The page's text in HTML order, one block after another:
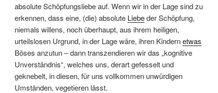
absolute Schöpfungsliebe auf. Wenn wir in der Lage sind zu
erkennen, dass eine, (die) absolute Liebeder Schöpfung,
niemals willens, noch überhaupt, aus ihrem heiligen,
urteilslosen Urgrund, in der Lage wäre, ihren Kindernetwas
Böses anzutun – dann transzendieren wir das „kognitive
Unverständnis“, welches uns, derart gefesselt und
geknebelt, in diesen, für uns vollkommen unwürdigen
Umständen, vegetieren lässt.